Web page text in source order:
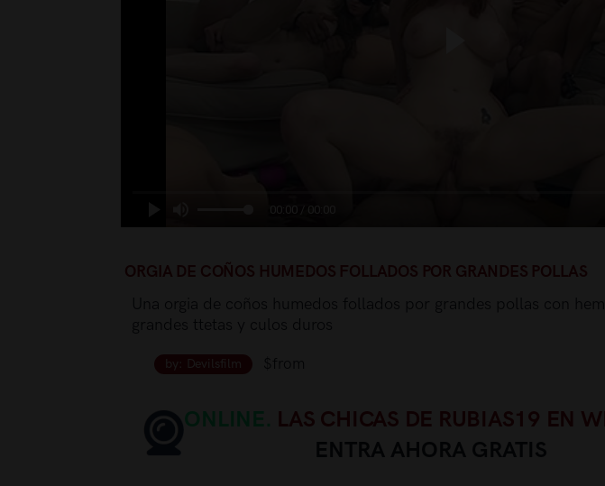
ORGIA DE COÑOS HUMEDOS FOLLADOS POR GRANDES POLLAS
by: Devilsfilm
ONLINE. LAS CHICAS DE RUBIAS19 EN